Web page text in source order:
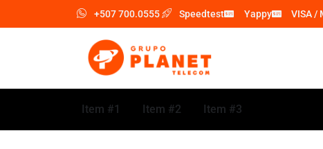
+507 700.0555 Speedtest Yappy VISA /
Item #1 Item #2 Item #3